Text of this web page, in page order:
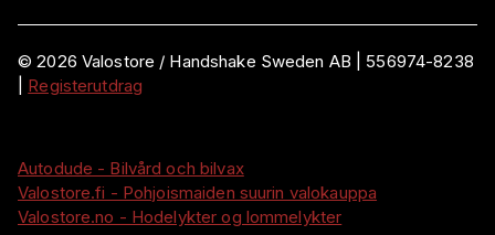
©2026 Valostore / Handshake Sweden AB
556974-8238
Registerutdrag
Autodude - Bilvård och bilvax
Valostore.fi - Pohjoismaiden suurin valokauppa
Valostore.no - Hodelykter og lommelykter